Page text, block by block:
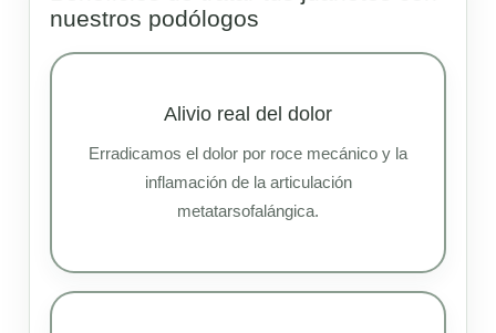
nuestros podólogos
Alivio real del dolor
Erradicamos el dolor por roce mecánico y la
inflamación de la articulación
metatarsofalángica.